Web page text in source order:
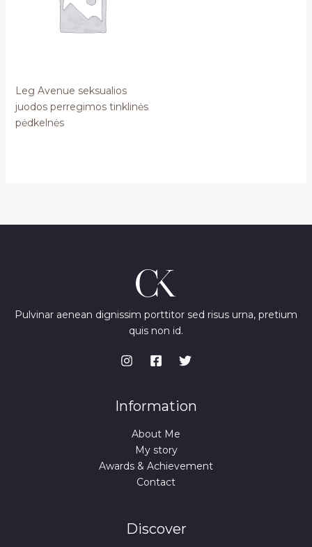
Leg Avenue seksualios
juodos perregimos tinklinės
pėdkelnės
Pulvinar aenean dignissim porttitor sed risus urna, pretium
quis non id.
Information
About Me
My story
Awards & Achievement
Contact
Discover